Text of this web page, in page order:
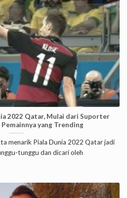
2022 Qatar, Mulai dari Suporter
yang Trending
menarik Piala Dunia 2022 Qatar jadi
tunggu dan dicari oleh